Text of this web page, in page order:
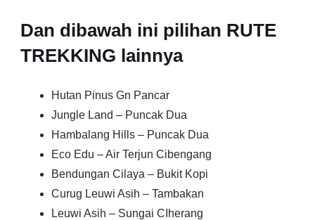
Dan dibawah ini pilihan RUTE
TREKKING lainnya
Hutan Pinus Gn Pancar
Jungle Land – Puncak Dua
Hambalang Hills – Puncak Dua
Eco Edu – Air Terjun Cibengang
Bendungan Cilaya – Bukit Kopi
Curug Leuwi Asih – Tambakan
Leuwi Asih – Sungai CIherang